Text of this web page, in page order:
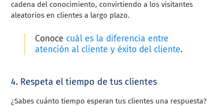
cadena del conocimiento, convirtiendo a los visitantes
aleatorios en clientes a largo plazo.
Conoce cuál es la diferencia entre
atención al cliente y éxito del cliente.
4. Respeta el tiempo de tus clientes
¿Sabes cuánto tiempo esperan tus clientes una respuesta?